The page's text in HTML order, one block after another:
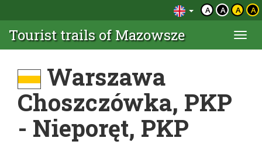
A A A A
Tourist trails of Mazowsze
Warszawa
Choszczówka, PKP
- Nieporęt, PKP